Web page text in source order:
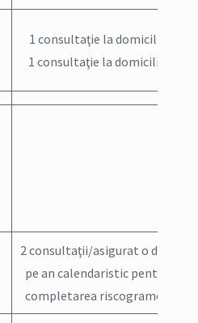
1 consultaţie la domiciliu
1 consultaţie la domiciliu
2 consultaţii/asigurat o dată
pe an calendaristic pentru
completarea riscogramei